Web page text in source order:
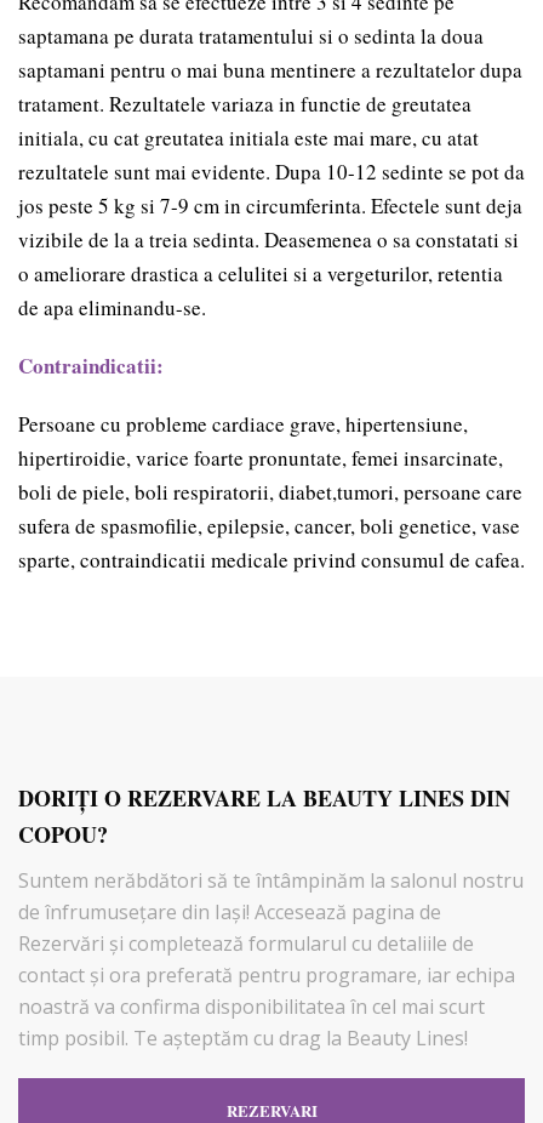
saptamana pe durata tratamentului si o sedinta la doua
saptamani pentru o mai buna mentinere a rezultatelor dupa
tratament. Rezultatele variaza in functie de greutatea
initiala, cu cat greutatea initiala este mai mare, cu atat
rezultatele sunt mai evidente. Dupa 10-12 sedinte se pot da
jos peste 5 kg si 7-9 cm in circumferinta. Efectele sunt deja
vizibile de la a treia sedinta. Deasemenea o sa constatati si
o ameliorare drastica a celulitei si a vergeturilor, retentia
de apa eliminandu-se.
Contraindicatii:
Persoane cu probleme cardiace grave, hipertensiune,
hipertiroidie, varice foarte pronuntate, femei insarcinate,
boli de piele, boli respiratorii, diabet,tumori, persoane care
sufera de spasmofilie, epilepsie, cancer, boli genetice, vase
sparte, contraindicatii medicale privind consumul de cafea.
DORIŢI O REZERVARE LA BEAUTY LINES DIN
COPOU?
Suntem nerăbdători să te întâmpinăm la salonul nostru
de înfrumusețare din Iași! Accesează pagina de
Rezervări şi completează formularul cu detaliile de
contact și ora preferată pentru programare, iar echipa
noastră va confirma disponibilitatea în cel mai scurt
timp posibil. Te așteptăm cu drag la Beauty Lines!
REZERVARI